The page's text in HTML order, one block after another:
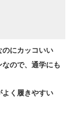
にカッコいい
ので、通学にも
く履きやすい